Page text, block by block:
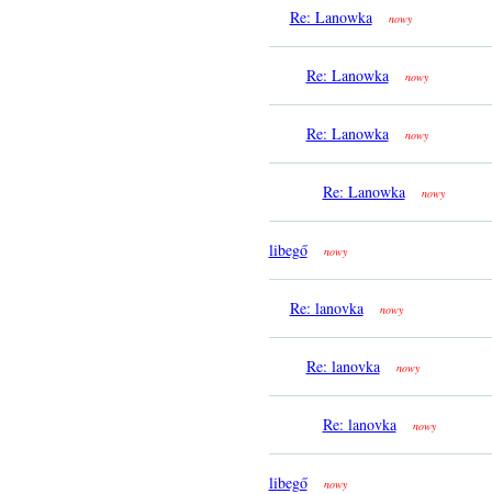
Re: Lanowka nowy
Re: Lanowka nowy
Re: Lanowka nowy
Re: Lanowka nowy
libegő nowy
Re: lanovka nowy
Re: lanovka nowy
Re: lanovka nowy
libegő nowy